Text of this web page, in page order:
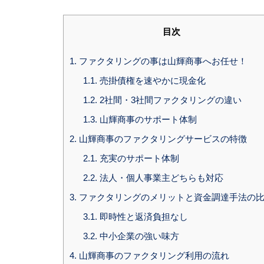
目次
1. ファクタリングの事は山輝商事へお任せ！
1.1. 売掛債権を速やかに現金化
1.2. 2社間・3社間ファクタリングの違い
1.3. 山輝商事のサポート体制
2. 山輝商事のファクタリングサービスの特徴
2.1. 充実のサポート体制
2.2. 法人・個人事業主どちらも対応
3. ファクタリングのメリットと資金調達手法の
3.1. 即時性と返済負担なし
3.2. 中小企業の強い味方
4. 山輝商事のファクタリング利用の流れ